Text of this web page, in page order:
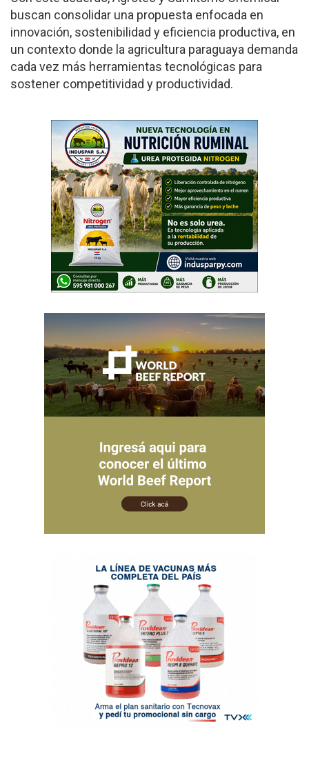
buscan consolidar una propuesta enfocada en
innovación, sostenibilidad y eficiencia productiva, en
un contexto donde la agricultura paraguaya demanda
cada vez más herramientas tecnológicas para
sostener competitividad y productividad.